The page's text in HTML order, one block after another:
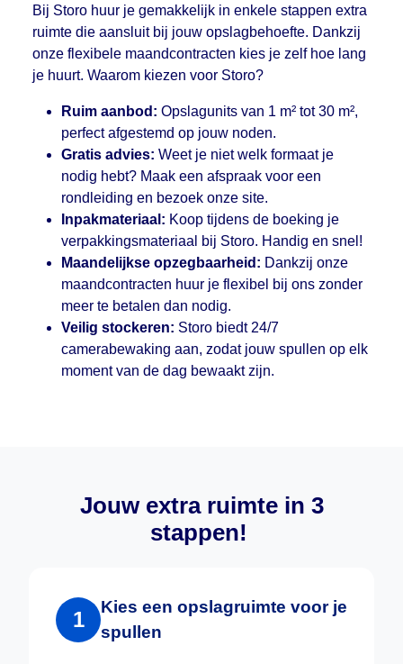
Bij Storo huur je gemakkelijk in enkele stappen extra
ruimte die aansluit bij jouw opslagbehoefte. Dankzij
onze flexibele maandcontracten kies je zelf hoe lang
je huurt. Waarom kiezen voor Storo?
Ruim aanbod: Opslagunits van 1 m² tot 30 m²,
perfect afgestemd op jouw noden.
Gratis advies: Weet je niet welk formaat je
nodig hebt? Maak een afspraak voor een
rondleiding en bezoek onze site.
Inpakmateriaal: Koop tijdens de boeking je
verpakkingsmateriaal bij Storo. Handig en snel!
Maandelijkse opzegbaarheid: Dankzij onze
maandcontracten huur je flexibel bij ons zonder
meer te betalen dan nodig.
Veilig stockeren: Storo biedt 24/7
camerabewaking aan, zodat jouw spullen op elk
moment van de dag bewaakt zijn.
Jouw extra ruimte in 3
stappen!
1
Kies een opslagruimte voor je
spullen